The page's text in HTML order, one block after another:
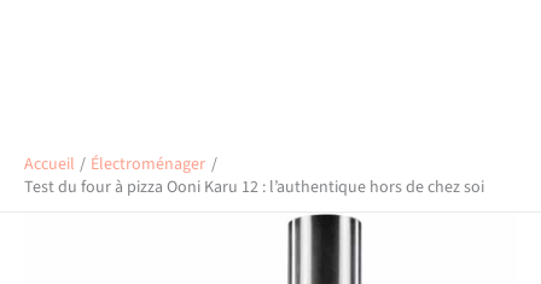
Accueil
Électroménager
Test du four à pizza Ooni Karu 12 : l’authentique hors de chez soi